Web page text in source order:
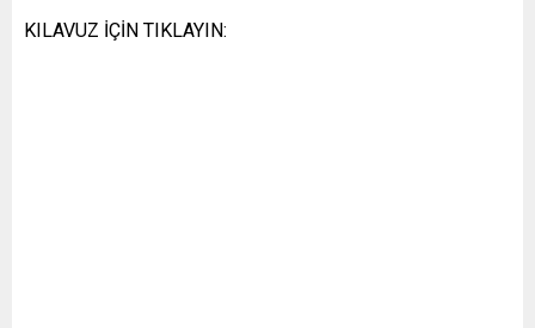
KILAVUZ İÇİN TIKLAYIN: